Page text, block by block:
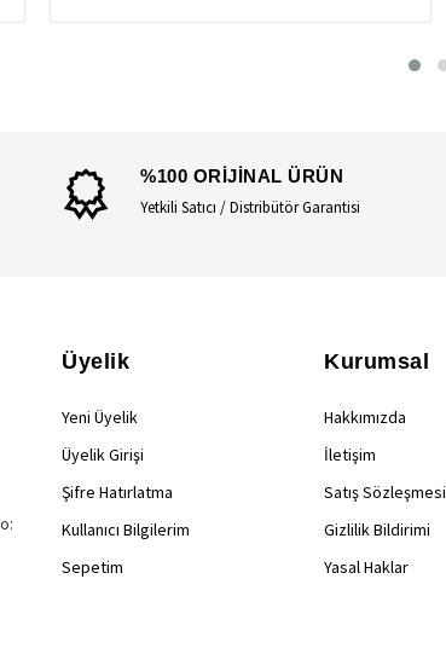
%100 ORİJİNAL ÜRÜN
Yetkili Satıcı / Distribütör Garantisi
Üyelik
Yeni Üyelik
Üyelik Girişi
Şifre Hatırlatma
Kullanıcı Bilgilerim
Sepetim
Kurumsal
Hakkımızda
İletişim
Satış Sözleşmesi
Gizlilik Bildirimi
Yasal Haklar